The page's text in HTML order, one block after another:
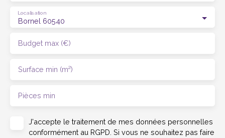
Bornel 60540
Localisation
Budget max (€)
Surface min (m²)
Pièces min
J'accepte le traitement de mes données personnelles
conformément au RGPD. Si vous ne souhaitez pas faire